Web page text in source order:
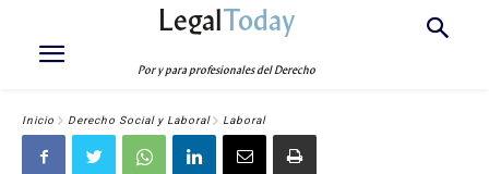
LegalToday
Por y para profesionales del Derecho
Inicio Derecho Social y Laboral Laboral